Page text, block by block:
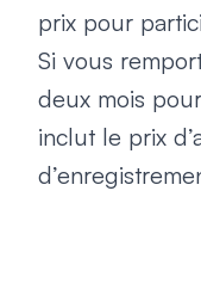
prix pour
Si vous
deux mois
inclut le prix